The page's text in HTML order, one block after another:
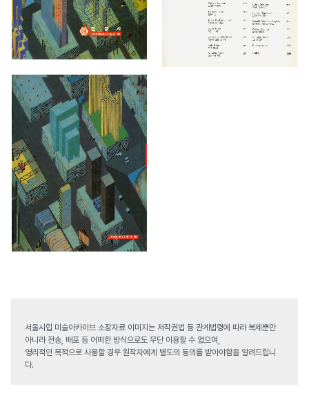
서울시립 미술아카이브 소장자료 이미지는 저작권법 등 관계법령에 따라 복제뿐만
아니라 전송, 배포 등 어떠한 방식으로도 무단 이용할 수 없으며,
영리적인 목적으로 사용할 경우 원작자에게 별도의 동의를 받아야함을 알려드립니
다.